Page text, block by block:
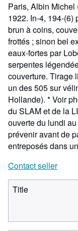
Paris, Albin Michel
1922. In-4, 194-(6)
brun à coins,
frottés ; sinon bel
eaux-fortes par
serpentes
couverture. Tirage
un des 505 sur
Hollande). * Voir
du SLAM et de la
ouverte du lundi
prévenir avant de
entreposés dans
Contact seller
Title